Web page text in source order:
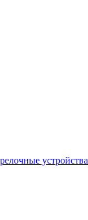
устройства